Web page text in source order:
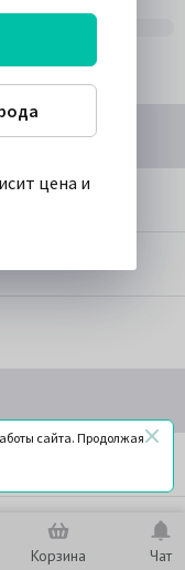
Корзина Чат
цена и
сайта. Продолжая